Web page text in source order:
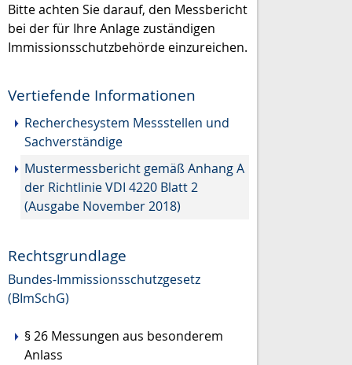
Bitte achten Sie darauf, den Messbericht
bei der für Ihre Anlage zuständigen
Immissionsschutzbehörde einzureichen.
Vertiefende Informationen
Recherchesystem Messstellen und
Sachverständige
Mustermessbericht gemäß Anhang A
der Richtlinie VDI 4220 Blatt 2
(Ausgabe November 2018)
Rechtsgrundlage
Bundes-Immissionsschutzgesetz
(BImSchG)
§ 26 Messungen aus besonderem
Anlass